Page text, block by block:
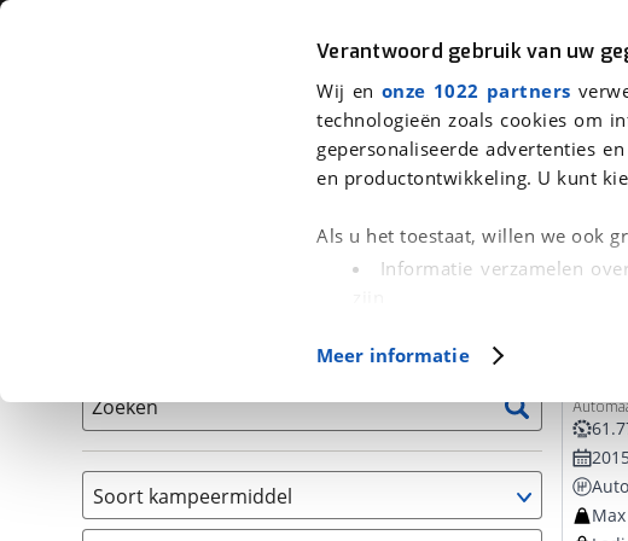
Verantwoord gebruik van uw
Wij en onze 1022 partners
technologieën zoals cookies om
gepersonaliseerde advertenties
en productontwikkeling. U kunt
Als u het toestaat, willen we ook
Informatie verzamelen
(fingerprinting)
in. U kunt uw
Cookieverklaring.
Met cookies en vergelijkbare
Functionele cookies zorgen
Meer informatie
Auto Fiets Motor
Kampeervoertuigen
We hebben 1 kampeervoertuig voor je
Zoeken
Soort kampeermiddel
Camper (1)